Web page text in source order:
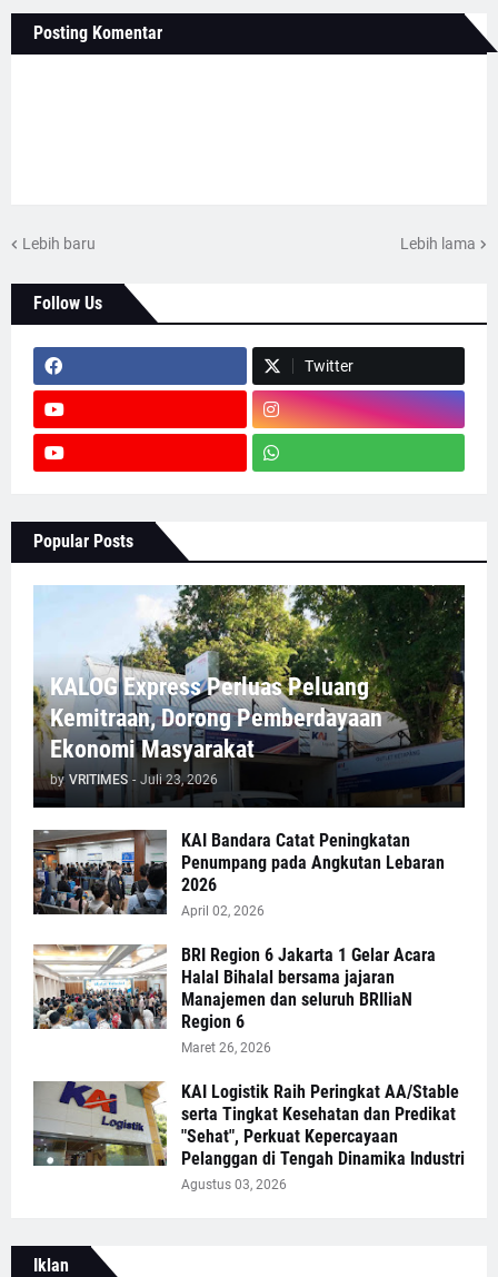
Posting Komentar
Lebih baru Lebih lama
Follow Us
Twitter
Popular Posts
KALOG Express Perluas Peluang
Kemitraan, Dorong Pemberdayaan
Ekonomi Masyarakat
by VRITIMES - Juli 23, 2026
KAI Bandara Catat Peningkatan
Penumpang pada Angkutan Lebaran
2026
April 02, 2026
BRI Region 6 Jakarta 1 Gelar Acara
Halal Bihalal bersama jajaran
Manajemen dan seluruh BRIliaN
Region 6
Maret 26, 2026
KAI Logistik Raih Peringkat AA/Stable
serta Tingkat Kesehatan dan Predikat
"Sehat", Perkuat Kepercayaan
Pelanggan di Tengah Dinamika Industri
Agustus 03, 2026
Iklan